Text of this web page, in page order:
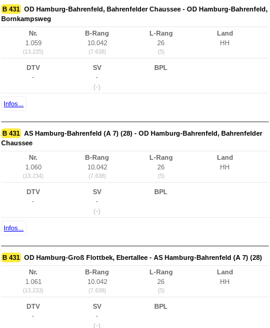
B 431 OD Hamburg-Bahrenfeld, Bahrenfelder Chaussee - OD Hamburg-Bahrenfeld,
Bornkampsweg
Nr.
1.059
(13.235)
B-Rang
10.042
(7.638)
L-Rang
26
(5)
Land
HH
DTV
-
SV
-
(-)
BPL
Infos...
B 431 AS Hamburg-Bahrenfeld (A 7) (28) - OD Hamburg-Bahrenfeld, Bahrenfelder
Chaussee
Nr.
1.060
(13.234)
B-Rang
10.042
(7.638)
L-Rang
26
(5)
Land
HH
DTV
-
SV
-
(-)
BPL
Infos...
B 431 OD Hamburg-Groß Flottbek, Ebertallee - AS Hamburg-Bahrenfeld (A 7) (28)
Nr.
1.061
(13.233)
B-Rang
10.042
(7.638)
L-Rang
26
(5)
Land
HH
DTV
-
SV
-
(-)
BPL